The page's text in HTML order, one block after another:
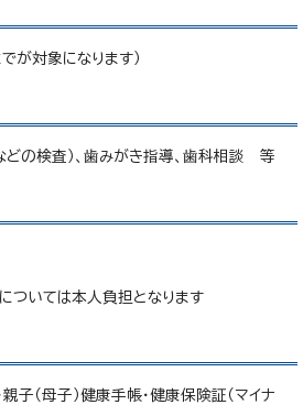
が対象になります）
どの検査）、歯みがき指導、歯科相談 等
ついては本人負担となります
子（母子）健康手帳・健康保険証（マイナ